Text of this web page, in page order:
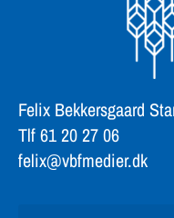
Felix Bekkersgaard
Tlf 61 20 27 06
felix@vbfmedier.dk